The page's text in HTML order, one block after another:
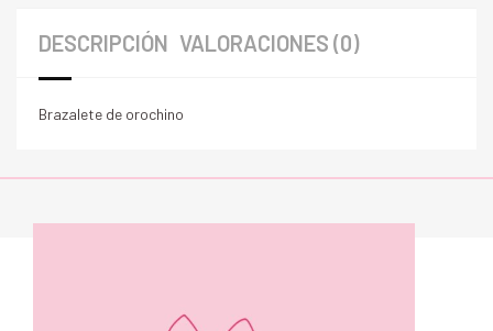
DESCRIPCIÓN VALORACIONES (0)
Brazalete de orochino